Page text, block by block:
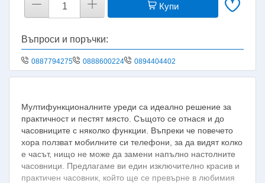
Купи
Въпроси и поръчки:
0887794275 0888600224 0894404402
Мултифункционалните уреди са идеално решение за
практичност и пестят място. Същото се отнася и до
часовниците с няколко функции. Въпреки че повечето
хора ползват мобилните си телефони, за да видят колко
е часът, нищо не може да замени напълно настолните
часовници. Предлагаме ви един изключително красив и
практичен часовник, който ще се превърне в любимия